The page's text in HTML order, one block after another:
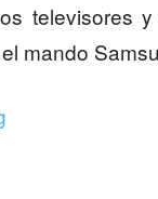
televisores
mando